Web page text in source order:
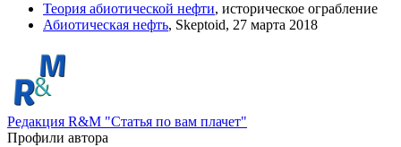
Теория абиотической нефти, историческое ограбление
Абиотическая нефть, Skeptoid, 27 марта 2018
Редакция R&M "Статья по вам плачет"
Профили автора